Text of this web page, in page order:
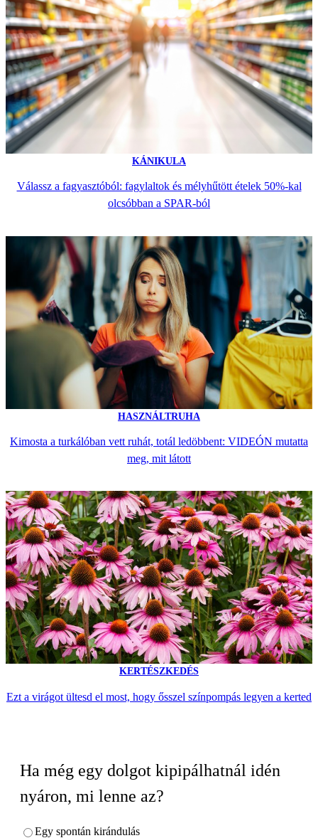
KÁNIKULA
Válassz a fagyasztóból: fagylaltok és mélyhűtött ételek 50%-kal
olcsóbban a SPAR-ból
HASZNÁLTRUHA
Kimosta a turkálóban vett ruhát, totál ledöbbent: VIDEÓN mutatta
meg, mit látott
KERTÉSZKEDÉS
Ezt a virágot ültesd el most, hogy ősszel színpompás legyen a kerted
Ha még egy dolgot kipipálhatnál idén
nyáron, mi lenne az?
Egy spontán kirándulás